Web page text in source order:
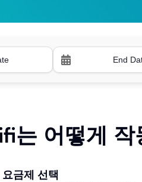
는 어떻게 작
금제 선택